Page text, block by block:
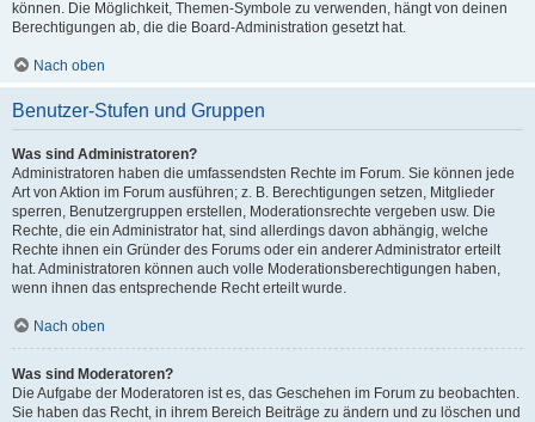
können. Die Möglichkeit, Themen-Symbole zu verwenden, hängt von deinen
Berechtigungen ab, die die Board-Administration gesetzt hat.
Nach oben
Benutzer-Stufen und Gruppen
Was sind Administratoren?
Administratoren haben die umfassendsten Rechte im Forum. Sie können jede
Art von Aktion im Forum ausführen; z. B. Berechtigungen setzen, Mitglieder
sperren, Benutzergruppen erstellen, Moderationsrechte vergeben usw. Die
Rechte, die ein Administrator hat, sind allerdings davon abhängig, welche
Rechte ihnen ein Gründer des Forums oder ein anderer Administrator erteilt
hat. Administratoren können auch volle Moderationsberechtigungen haben,
wenn ihnen das entsprechende Recht erteilt wurde.
Nach oben
Was sind Moderatoren?
Die Aufgabe der Moderatoren ist es, das Geschehen im Forum zu beobachten.
Sie haben das Recht, in ihrem Bereich Beiträge zu ändern und zu löschen und